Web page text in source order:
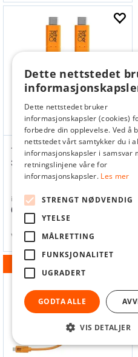
Kjøp
TetherPro USB-C til USB-C 3m Orange
3m USB-C orange kabel
inkl. mva
669,-
Varenr 128070
15%
Dette nettstedet
Dette nettstedet bruker
informasjonskapsler (cookies)
forbedre din opplevelse. Ved å
nettstedet vårt samtykker du i
informasjonskapsler i samsvar
retningslinjene våre for
informasjonskapsler. Les mer
STRENGT NØDVENDIG
YTELSE
MÅLRETTING
FUNKSJONALITET
UGRADERT
GODTA ALLE
VIS DETALJER